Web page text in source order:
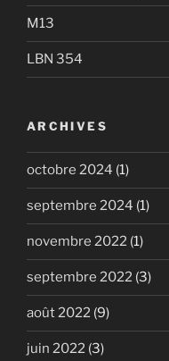
M13
LBN 354
ARCHIVES
octobre 2024 (1)
septembre 2024 (1)
novembre 2022 (1)
septembre 2022 (3)
août 2022 (9)
juin 2022 (3)